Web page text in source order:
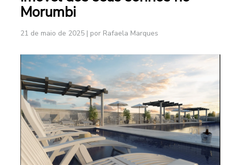
Morumbi
21 de maio de 2025 | por Rafaela Marques